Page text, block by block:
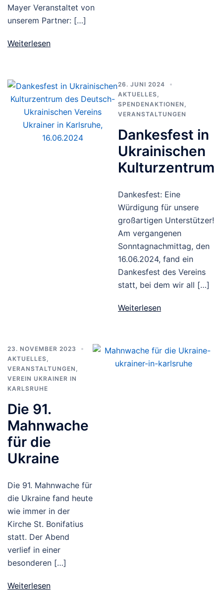
Mayer Veranstaltet von
unserem Partner: […]
Weiterlesen
26. JUNI 2024
AKTUELLES
SPENDENAKTIONEN
VERANSTALTUNGEN
Dankesfest in
Ukrainischen
Kulturzentrum
Dankesfest: Eine
Würdigung für unsere
großartigen Unterstützer!
Am vergangenen
Sonntagnachmittag, den
16.06.2024, fand ein
Dankesfest des Vereins
statt, bei dem wir all […]
Weiterlesen
23. NOVEMBER 2023
AKTUELLES
VERANSTALTUNGEN
VEREIN UKRAINER IN
KARLSRUHE
Die 91.
Mahnwache
für die
Ukraine
Die 91. Mahnwache für
die Ukraine fand heute
wie immer in der
Kirche St. Bonifatius
statt. Der Abend
verlief in einer
besonderen […]
Weiterlesen